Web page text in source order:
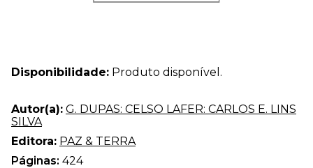
Disponibilidade: Produto disponível.
Autor(a): G. DUPAS: CELSO LAFER: CARLOS E. LINS
SILVA
Editora: PAZ & TERRA
Páginas: 424